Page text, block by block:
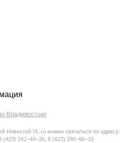
Владивостоке
Новостей VL.ru можно связаться по адресу:
(423) 241−49−26, 8 (423) 280−66−15